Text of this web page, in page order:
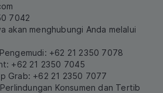
7042
akan menghubungi Anda melalui
+62 21 2350 7078
+62 21 2350 7045
Grab: +62 21 2350 7077
Konsumen dan Tertib